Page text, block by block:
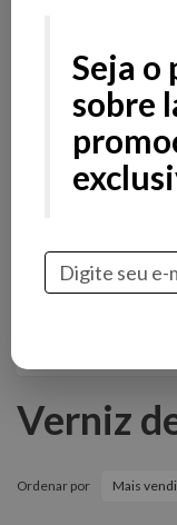
Preço
Stock
Novidade
Verniz
Ordenar por Mais
Seja o
sobre